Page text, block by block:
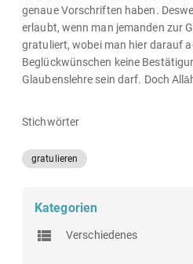
genaue Vorschriften haben.
erlaubt, wenn man jemanden zur
gratuliert, wobei man hier darauf
Beglückwünschen keine
Glaubenslehre sein darf. Doch
Stichwörter
gratulieren
Kategorien
Verschiedenes